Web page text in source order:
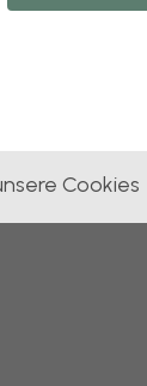
Cookies